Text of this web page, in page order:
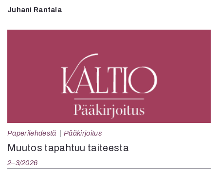
Juhani Rantala
Paperilehdestä Pääkirjoitus
Muutos tapahtuu taiteesta
2–3/2026